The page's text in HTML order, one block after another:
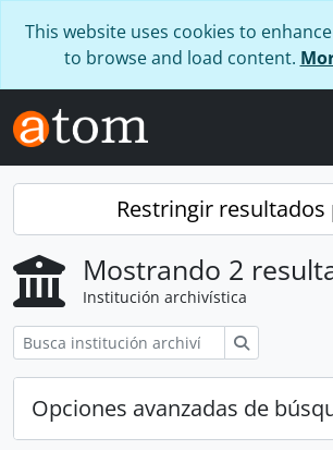
This website uses cookies to
to browse and load content.
Restringir resultados
Mostrando 2
Institución archivística
Opciones avanzadas de